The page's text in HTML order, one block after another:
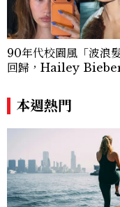
90年代校園風「波浪髮
回歸，Hailey Bieber
u髮箍未開賣先爆紅！
本週熱門